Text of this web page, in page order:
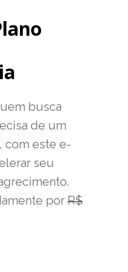
busca
de um
com este e-
seu
por R$